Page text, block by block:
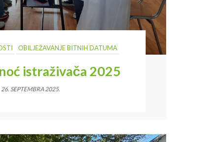
OBILJEŽAVANJE BITNIH DATUMA
istraživača 2025
26. SEPTEMBRA 2025.